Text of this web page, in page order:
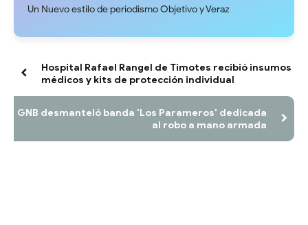
Un Nuevo estilo de periodismo Objetivo y Veraz
Hospital Rafael Rangel de Timotes recibió insumos
médicos y kits de protección individual
GNB desmanteló banda 'Los Parameros' dedicada
al robo a mano armada